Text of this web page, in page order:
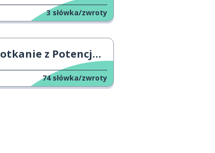
3 słówka/zwroty
z Potencjalnym Klientem
74 słówka/zwroty